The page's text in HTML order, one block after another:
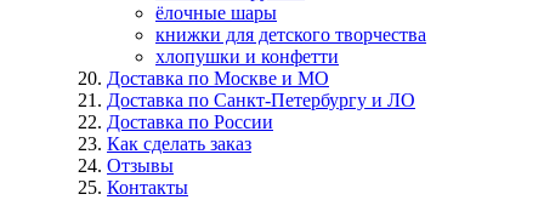
ёлочные шары
книжки для детского творчества
хлопушки и конфетти
Доставка по Москве и МО
Доставка по Санкт-Петербургу и ЛО
Доставка по России
Как сделать заказ
Отзывы
Контакты